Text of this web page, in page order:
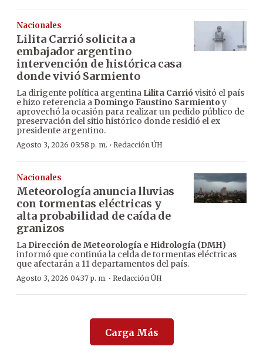
Nacionales
Lilita Carrió solicita a
embajador argentino
intervención de histórica casa
donde vivió Sarmiento
La dirigente política argentina Lilita Carrió visitó el país
e hizo referencia a Domingo Faustino Sarmiento y
aprovechó la ocasión para realizar un pedido público de
preservación del sitio histórico donde residió el ex
presidente argentino.
Agosto 3, 2026 05:58 p. m. · Redacción ÚH
Nacionales
Meteorología anuncia lluvias
con tormentas eléctricas y
alta probabilidad de caída de
granizos
La Dirección de Meteorología e Hidrología (DMH)
informó que continúa la celda de tormentas eléctricas
que afectarán a 11 departamentos del país.
Agosto 3, 2026 04:37 p. m. · Redacción ÚH
Carga Más